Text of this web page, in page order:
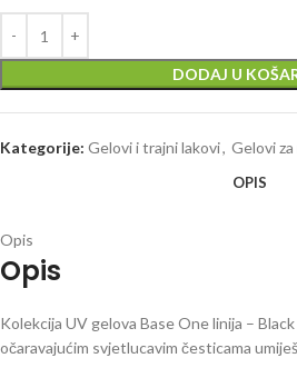
DODAJ U
Kategorije: Gelovi i trajni lakovi, Gelovi
OPIS
Opis
Opis
Kolekcija UV gelova Base One linija –
očaravajućim svjetlucavim česticama